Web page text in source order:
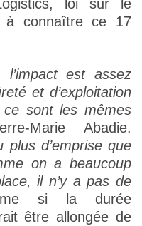
loi sur le
connaître ce 17
est assez
et d’exploitation
sont les mêmes
Marie Abadie.
d’emprise que
on a beaucoup
il n’y a pas de
si la durée
être allongée de